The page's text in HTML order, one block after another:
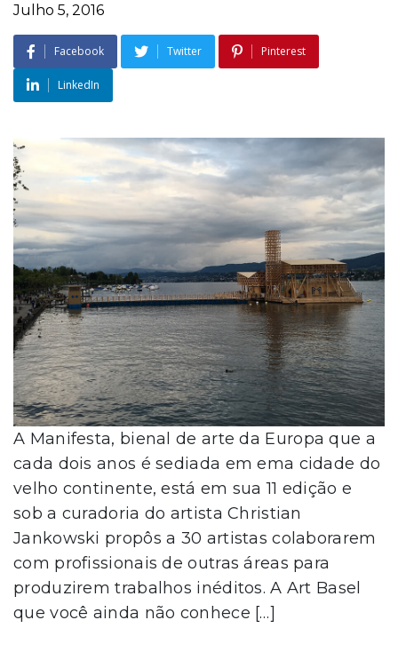
Julho 5, 2016
Facebook Twitter Pinterest
LinkedIn
A Manifesta, bienal de arte da Europa que a
cada dois anos é sediada em ema cidade do
velho continente, está em sua 11 edição e
sob a curadoria do artista Christian
Jankowski propôs a 30 artistas colaborarem
com profissionais de outras áreas para
produzirem trabalhos inéditos. A Art Basel
que você ainda não conhece […]